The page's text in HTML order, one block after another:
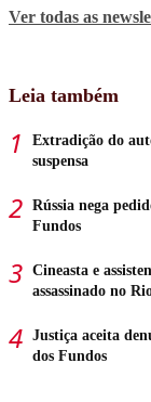
Ver todas as
Leia também
Extradição do
suspensa
Rússia nega
Fundos
Cineasta e
assassinado no
Justiça aceita
dos Fundos